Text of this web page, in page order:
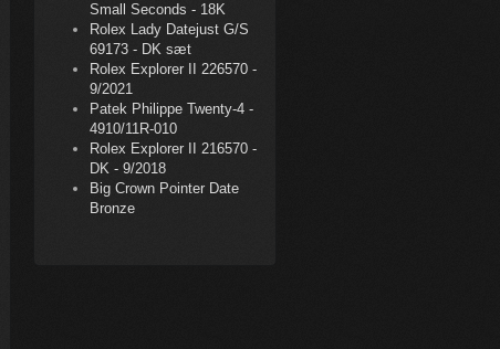
Small Seconds - 18K
Rolex Lady Datejust G/S
69173 - DK sæt
Rolex Explorer II 226570 -
9/2021
Patek Philippe Twenty-4 -
4910/11R-010
Rolex Explorer II 216570 -
DK - 9/2018
Big Crown Pointer Date
Bronze